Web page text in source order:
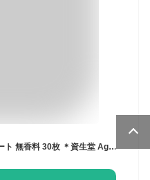
エージーデオ24 クリアシャワーシート 無香料 30枚 ＊資生堂 Agデオ24 制汗シート ボディシート デオドラントシート 汗拭きシート